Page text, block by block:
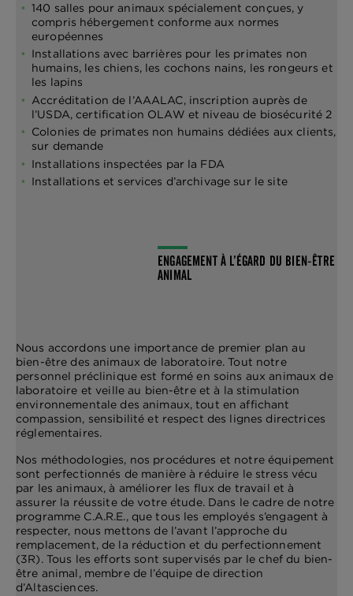
140 salles pour animaux spécialement conçues, y
compris hébergement conforme aux normes
européennes
Installations avec barrières pour les primates non
humains, les chiens, les cochons nains, les rongeurs et
les lapins
Accréditation de l’AAALAC, inscription auprès de
l’USDA, certification OLAW et niveau de biosécurité 2
Colonies de primates non humains dédiées aux clients,
sur demande
Installations inspectées par la FDA
Installations et services d’archivage sur le site
ENGAGEMENT À L’ÉGARD DU BIEN-ÊTRE
ANIMAL
Nous accordons une importance de premier plan au
bien-être des animaux de laboratoire. Tout notre
personnel préclinique est formé en soins aux animaux de
laboratoire et veille au bien-être et à la stimulation
environnementale des animaux, tout en affichant
compassion, sensibilité et respect des lignes directrices
réglementaires.
Nos méthodologies, nos procédures et notre équipement
sont perfectionnés de manière à réduire le stress vécu
par les animaux, à améliorer les flux de travail et à
assurer la réussite de votre étude. Dans le cadre de notre
programme C.A.R.E., que tous les employés s’engagent à
respecter, nous mettons de l’avant l’approche du
remplacement, de la réduction et du perfectionnement
(3R). Tous les efforts sont supervisés par le chef du bien-
être animal, membre de l’équipe de direction
d’Altasciences.